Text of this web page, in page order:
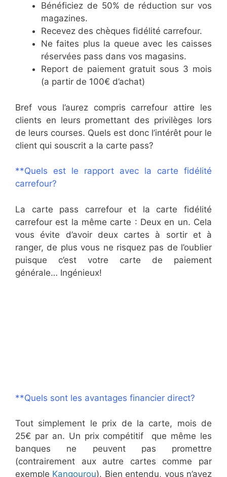
Bénéficiez de 50% de réduction sur vos
magazines.
Recevez des chèques fidélité carrefour.
Ne faites plus la queue avec les caisses
réservées pass dans vos magasins.
Report de paiement gratuit sous 3 mois
(a partir de 100€ d’achat)
Bref vous l’aurez compris carrefour attire les
clients en leurs promettant des privilèges lors
de leurs courses. Quels est donc l’intérêt pour le
client qui souscrit a la carte pass?
**Quels est le rapport avec la carte fidélité
carrefour?
La carte pass carrefour et la carte fidélité
carrefour est la même carte : Deux en un. Cela
vous évite d’avoir deux cartes à sortir et à
ranger, de plus vous ne risquez pas de l’oublier
puisque c’est votre carte de paiement
générale… Ingénieux!
**Quels sont les avantages financier direct?
Tout simplement le prix de la carte, mois de
25€ par an. Un prix compétitif que même les
banques ne peuvent pas promettre
(contrairement aux autre cartes comme par
exemple Kangourou). Bien entendu, vous n’avez